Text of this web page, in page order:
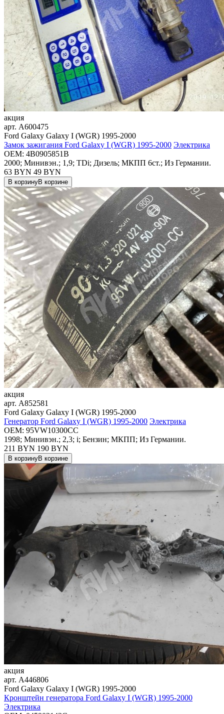
акция
арт. A600475
Ford Galaxy Galaxy I (WGR) 1995-2000
Замок зажигания Ford Galaxy I (WGR) 1995-2000 Электрика
OEM: 4B0905851B
2000; Минивэн.; 1,9; TDi; Дизель; МКПП 6ст.; Из Германии.
63 BYN 49 BYN
В корзинуВ корзине
акция
арт. A852581
Ford Galaxy Galaxy I (WGR) 1995-2000
Генератор Ford Galaxy I (WGR) 1995-2000 Электрика
OEM: 95VW10300CC
1998; Минивэн.; 2,3; i; Бензин; МКПП; Из Германии.
211 BYN 190 BYN
В корзинуВ корзине
акция
арт. A446806
Ford Galaxy Galaxy I (WGR) 1995-2000
Кронштейн генератора Ford Galaxy I (WGR) 1995-2000
Электрика